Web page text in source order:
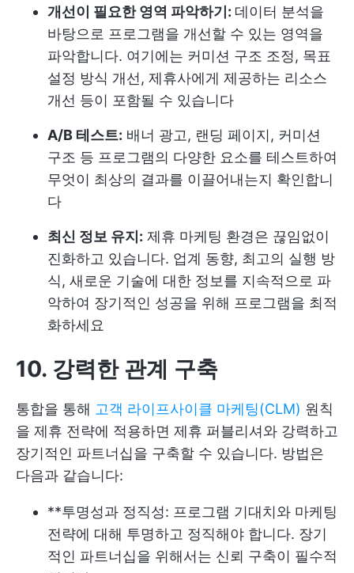
개선이 필요한 영역 파악하기: 데이터 분석을
바탕으로 프로그램을 개선할 수 있는 영역을
파악합니다. 여기에는 커미션 구조 조정, 목표
설정 방식 개선, 제휴사에게 제공하는 리소스
개선 등이 포함될 수 있습니다
A/B 테스트: 배너 광고, 랜딩 페이지, 커미션
구조 등 프로그램의 다양한 요소를 테스트하여
무엇이 최상의 결과를 이끌어내는지 확인합니
다
최신 정보 유지: 제휴 마케팅 환경은 끊임없이
진화하고 있습니다. 업계 동향, 최고의 실행 방
식, 새로운 기술에 대한 정보를 지속적으로 파
악하여 장기적인 성공을 위해 프로그램을 최적
화하세요
10. 강력한 관계 구축
통합을 통해 고객 라이프사이클 마케팅(CLM) 원칙
을 제휴 전략에 적용하면 제휴 퍼블리셔와 강력하고
장기적인 파트너십을 구축할 수 있습니다. 방법은
다음과 같습니다:
**투명성과 정직성: 프로그램 기대치와 마케팅
전략에 대해 투명하고 정직해야 합니다. 장기
적인 파트너십을 위해서는 신뢰 구축이 필수적